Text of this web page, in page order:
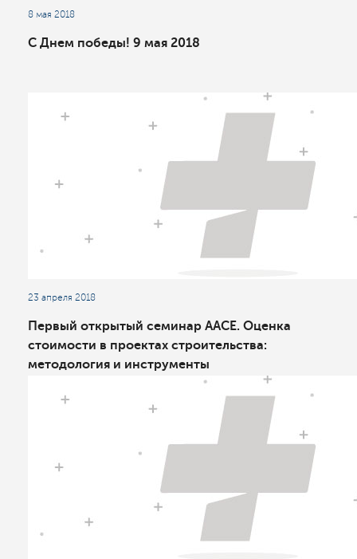
8 мая 2018
С Днем победы! 9 мая 2018
23 апреля 2018
Первый открытый семинар ААСЕ. Оценка
стоимости в проектах строительства:
методология и инструменты